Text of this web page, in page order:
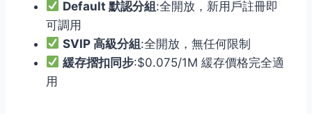
Default 默認分組:全開放，新用戶註冊即
可調用
SVIP 高級分組:全開放，無任何限制
緩存摺扣同步:$0.075/1M 緩存價格完全適
用